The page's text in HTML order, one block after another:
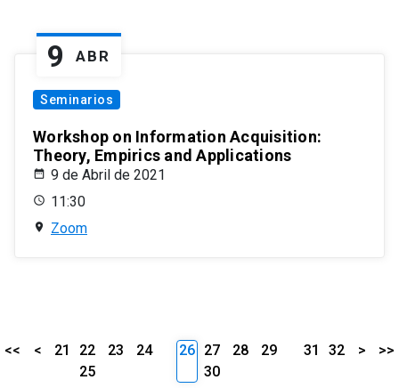
9 ABR
Seminarios
Workshop on Information Acquisition:
Theory, Empirics and Applications
9 de Abril de 2021
11:30
Zoom
<< < 21 22 23
24
25
26 27 28
29
30
31 32 > >>